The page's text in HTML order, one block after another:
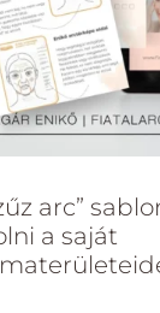
arc”
a saját